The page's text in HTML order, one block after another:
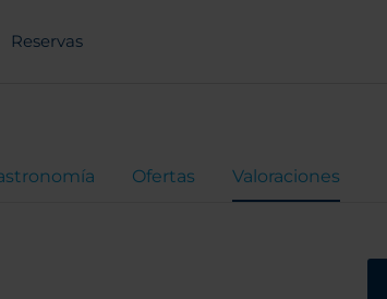
Reservas
Ofertas Valoraciones